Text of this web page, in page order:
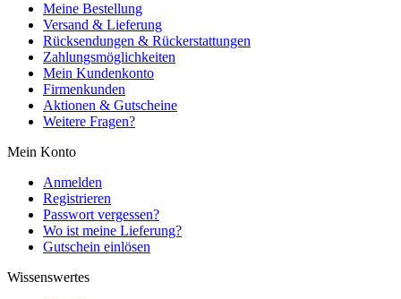
Meine Bestellung
Versand & Lieferung
Rücksendungen & Rückerstattungen
Zahlungsmöglichkeiten
Mein Kundenkonto
Firmenkunden
Aktionen & Gutscheine
Weitere Fragen?
Mein Konto
Anmelden
Registrieren
Passwort vergessen?
Wo ist meine Lieferung?
Gutschein einlösen
Wissenswertes